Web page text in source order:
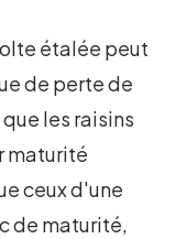
étalée peut
de perte de
les raisins
maturité
ceux d'une
de maturité,